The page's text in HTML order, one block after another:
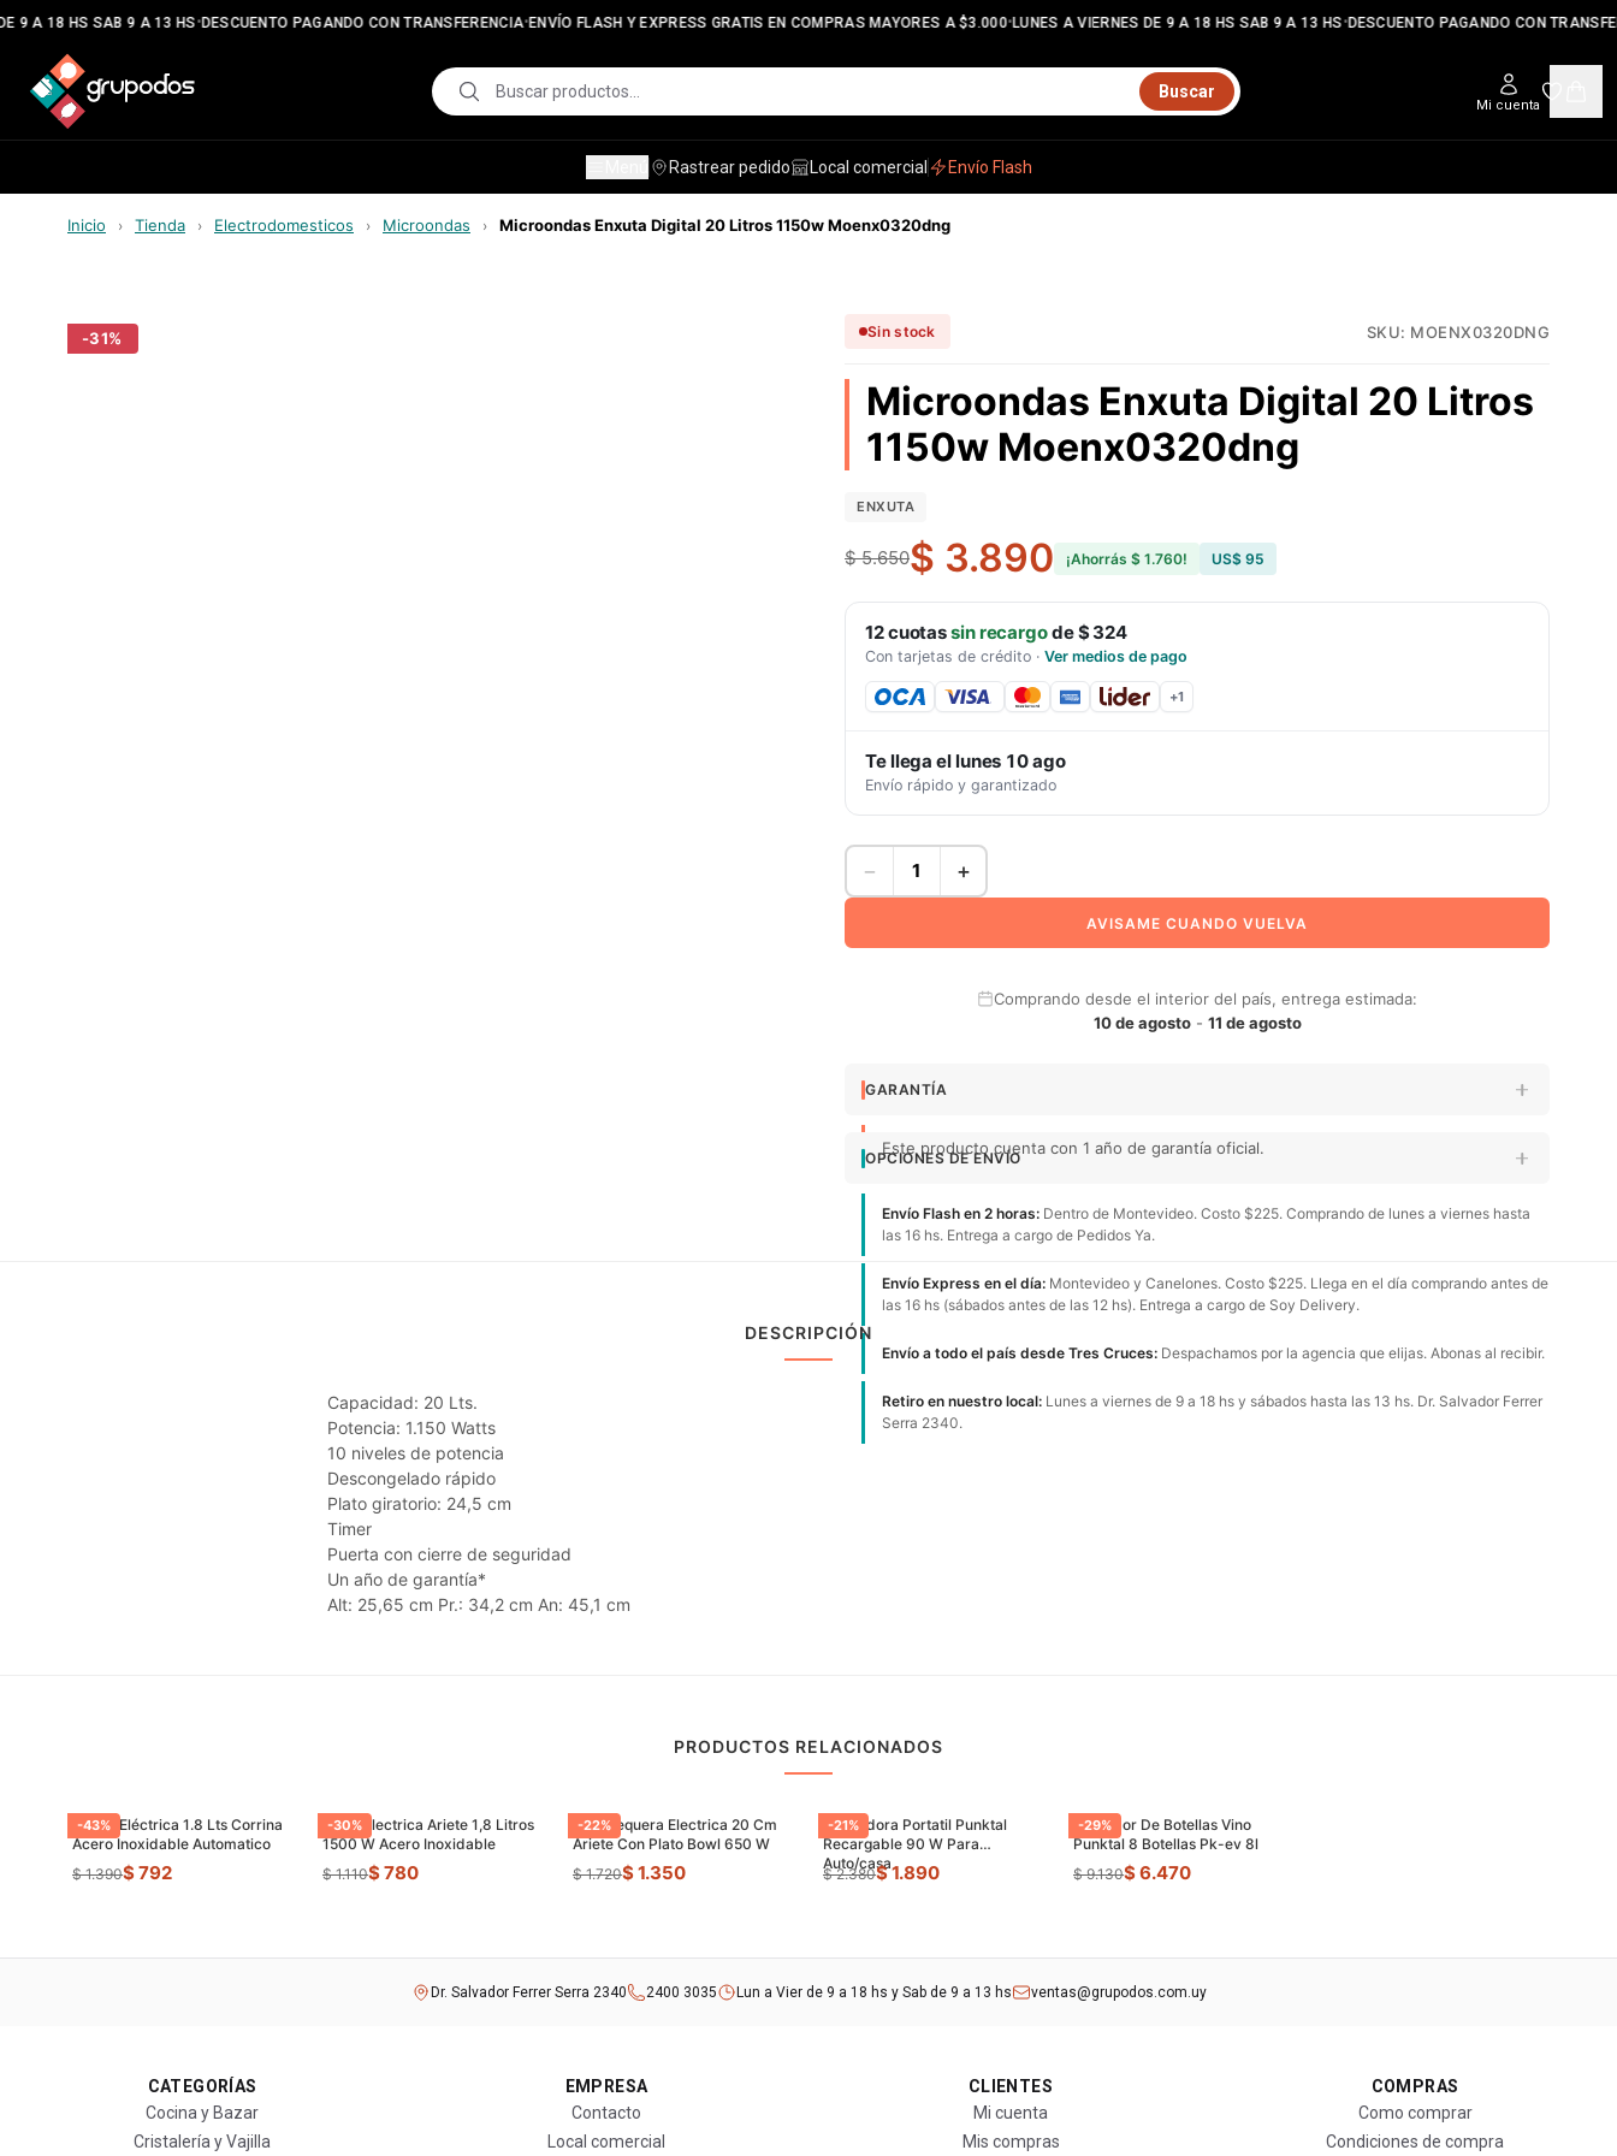
9 A 18 HS SAB 9 A 13 HS•DESCUENTO PAGANDO CON TRANSFERENCIA•ENVÍO FLASH Y EXPRESS GRATIS EN COMPRAS MAYORES A $3.000•LUNES A VIERNES DE 9 A 18 HS SAB 9 A 13 HS•DESCUENTO PAGANDO CON
Buscar
Mi cuenta
Rastrear pedido Local comercial Envío Flash
Inicio › Tienda › Electrodomesticos › Microondas › Microondas Enxuta Digital 20 Litros 1150w Moenx0320dng
-31% Sin stock SKU: MOENX0320DNG
Microondas Enxuta Digital 20 Litros
1150w Moenx0320dng
ENXUTA
$ 5.650$ 3.890 ¡Ahorrás $ 1.760! US$ 95
12cuotassin recargode$ 324
Con tarjetas de crédito · Ver medios de pago
+1
Te llega ellunes 10 ago
Envío rápido y garantizado
− +
AVISAME CUANDO VUELVA
Comprando desde el interior del país, entrega estimada:
10 de agosto- 11 de agosto
GARANTÍA
Este producto cuenta con 1 año de garantía oficial.
OPCIONES DE ENVÍO
Envío Flash en 2 horas: Dentro de Montevideo. Costo $225. Comprando de lunes a viernes hasta
las 16 hs. Entrega a cargo de Pedidos Ya.
Envío Express en el día: Montevideo y Canelones. Costo $225. Llega en el día comprando antes de
las 16 hs (sábados antes de las 12 hs). Entrega a cargo de Soy Delivery.
Envío a todo el país desde Tres Cruces: Despachamos por la agencia que elijas. Abonas al recibir.
Retiro en nuestro local: Lunes a viernes de 9 a 18 hs y sábados hasta las 13 hs. Dr. Salvador Ferrer
Serra 2340.
DESCRIPCIÓN
Capacidad: 20 Lts.
Potencia: 1.150 Watts
10 niveles de potencia
Descongelado rápido
Plato giratorio: 24,5 cm
Timer
Puerta con cierre de seguridad
Un año de garantía*
Alt: 25,65 cm Pr.: 34,2 cm An: 45,1 cm
PRODUCTOS RELACIONADOS
-43%
Jarrra Eléctrica 1.8 Lts Corrina
Acero Inoxidable Automatico
$ 1.390$ 792
-30%
Jarra Electrica Ariete 1,8 Litros
1500 W Acero Inoxidable
$ 1.110$ 780
-22%
Panquequera Electrica 20 Cm
Ariete Con Plato Bowl 650 W
$ 1.720$ 1.350
-21%
Aspiradora Portatil Punktal
Recargable 90 W Para
Auto/casa
$ 2.380$ 1.890
-29%
Enfriador De Botellas Vino
Punktal 8 Botellas Pk-ev 8l
$ 9.130$ 6.470
Dr. Salvador Ferrer Serra 2340 2400 3035 Lun a Vier de 9 a 18 hs y Sab de 9 a 13 hs ventas@grupodos.com.uy
CATEGORÍAS
Cocina y Bazar
Cristalería y Vajilla
EMPRESA
Contacto
Local comercial
CLIENTES
Mi cuenta
Mis compras
COMPRAS
Como comprar
Condiciones de compra